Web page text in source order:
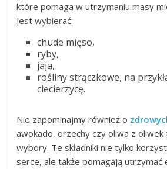
które pomaga w utrzymaniu masy
jest wybierać:
chude mięso,
ryby,
jaja,
rośliny strączkowe, na
ciecierzycę.
Nie zapominajmy również o
awokado, orzechy czy oliwa z oliwek
wybory. Te składniki nie tylko
serce, ale także pomagają utrzymać